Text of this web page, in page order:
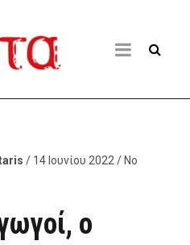
/ 14 Ιουνίου 2022 / No
ο